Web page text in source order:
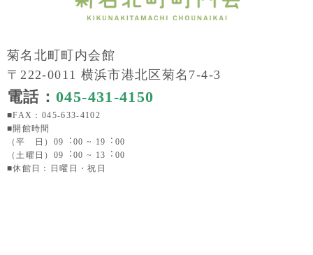
菊名北町町内会館
〒222-0011 横浜市港北区菊名7-4-3
電話：045-431-4150
■FAX：045-633-4102
■開館時間
（平 日）09︓00 ~ 19︓00
（土曜日）09︓00 ~ 13︓00
■休館日：日曜日・祝日